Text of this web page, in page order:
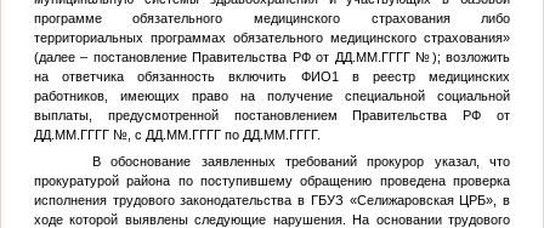
программе обязательного медицинского страхования либо
территориальных программах обязательного медицинского страхования»
(далее – постановление Правительства РФ от ДД.ММ.ГГГГ №); возложить
на ответчика обязанность включить ФИО1
в реестр медицинских
работников, имеющих право на получение специальной социальной
выплаты, предусмотренной постановлением Правительства РФ от
ДД.ММ.ГГГГ №, с ДД.ММ.ГГГГпо ДД.ММ.ГГГГ.
В обоснование заявленных требований прокурор указал, что
прокуратурой района по поступившему обращению проведена проверка
исполнения трудового законодательства в ГБУЗ «Селижаровская ЦРБ», в
ходе которой выявлены следующие нарушения. На основании трудового